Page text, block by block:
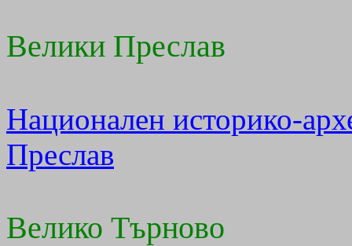
Велики Преслав
Национален историко-
Преслав
Велико Търново